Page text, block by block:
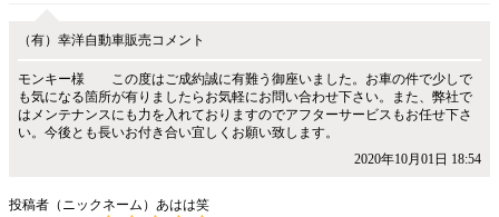
（有）幸洋自動車販売コメント
モンキー様 この度はご成約誠に有難う御座いました。お車の件で少しで
も気になる箇所が有りましたらお気軽にお問い合わせ下さい。また、弊社で
はメンテナンスにも力を入れておりますのでアフターサービスもお任せ下さ
い。今後とも長いお付き合い宜しくお願い致します。
2020年10月01日 18:54
投稿者（ニックネーム）あはは笑